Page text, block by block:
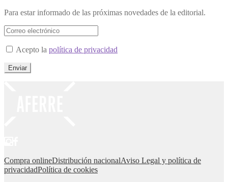
Para estar informado de las próximas novedades de la editorial.
Acepto la política de privacidad
Compra onlineDistribución nacionalAviso Legal y política de
privacidadPolítica de cookies